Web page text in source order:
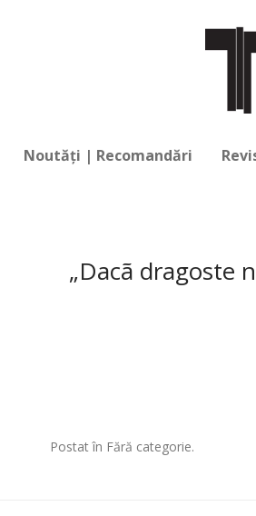
Noutăți | Recomandări
„Dacã dragoste
Postat în Fără categorie.